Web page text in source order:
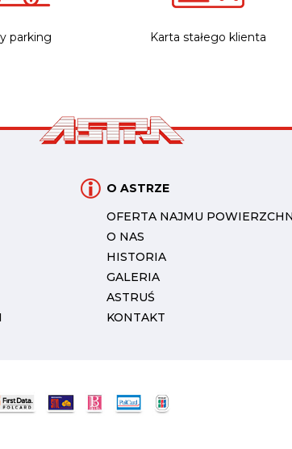
parking Karta stałego klienta
O ASTRZE
OFERTA NAJMU
O NAS
HISTORIA
GALERIA
ASTRUŚ
KONTAKT